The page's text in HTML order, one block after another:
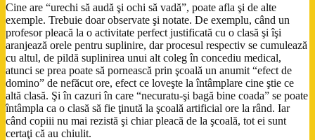
Cine are “urechi să audă şi ochi să vadă”, poate afla şi de alte
exemple. Trebuie doar observate şi notate. De exemplu, când un
profesor pleacă la o activitate perfect justificată cu o clasă şi îşi
aranjează orele pentru suplinire, dar procesul respectiv se cumulează
cu altul, de pildă suplinirea unui alt coleg în concediu medical,
atunci se prea poate să pornească prin şcoală un anumit “efect de
domino” de nefăcut ore, efect ce loveşte la întâmplare cine ştie ce
altă clasă. Şi în cazuri în care “necuratu-şi bagă bine coada” se poate
întâmpla ca o clasă să fie ţinută la şcoală artificial ore la rând. Iar
când copiii nu mai rezistă şi chiar pleacă de la şcoală, tot ei sunt
certaţi că au chiulit.